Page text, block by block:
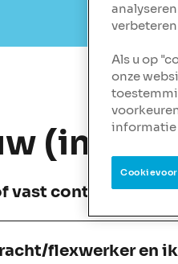
vast contract
flexwerker en
Als u op
onze
informatie